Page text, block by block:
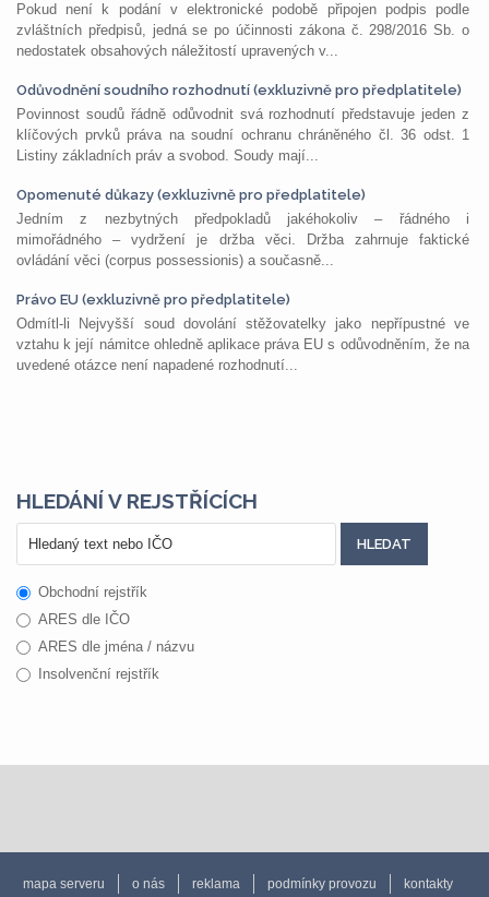
Pokud není k podání v elektronické podobě připojen podpis podle
zvláštních předpisů, jedná se po účinnosti zákona č. 298/2016 Sb. o
nedostatek obsahových náležitostí upravených v...
Odůvodnění soudního rozhodnutí (exkluzivně pro předplatitele)
Povinnost soudů řádně odůvodnit svá rozhodnutí představuje jeden z
klíčových prvků práva na soudní ochranu chráněného čl. 36 odst. 1
Listiny základních práv a svobod. Soudy mají...
Opomenuté důkazy (exkluzivně pro předplatitele)
Jedním z nezbytných předpokladů jakéhokoliv – řádného i
mimořádného – vydržení je držba věci. Držba zahrnuje faktické
ovládání věci (corpus possessionis) a současně...
Právo EU (exkluzivně pro předplatitele)
Odmítl-li Nejvyšší soud dovolání stěžovatelky jako nepřípustné ve
vztahu k její námitce ohledně aplikace práva EU s odůvodněním, že na
uvedené otázce není napadené rozhodnutí...
HLEDÁNÍ V REJSTŘÍCÍCH
Obchodní rejstřík
ARES dle IČO
ARES dle jména / názvu
Insolvenční rejstřík
mapa serveru o nás reklama podmínky provozu kontakty